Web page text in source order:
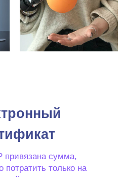
привязана сумма,
потратить только на